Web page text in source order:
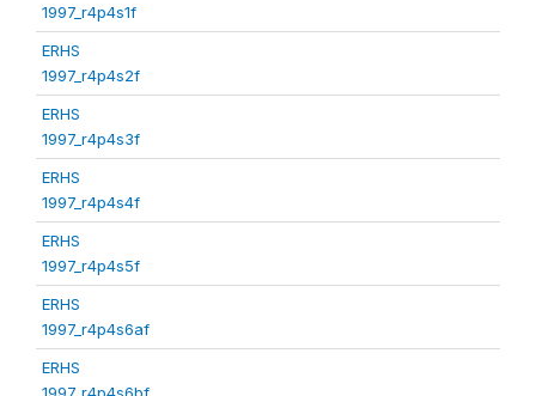
1997_r4p4s1f
ERHS
1997_r4p4s2f
ERHS
1997_r4p4s3f
ERHS
1997_r4p4s4f
ERHS
1997_r4p4s5f
ERHS
1997_r4p4s6af
ERHS
1997_r4p4s6bf